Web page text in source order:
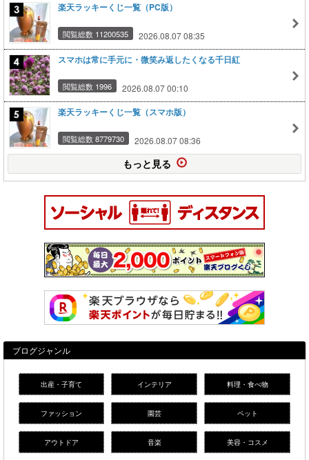
楽天ラッキーくじ一覧（PC版）
閲覧総数 11200535 2026.08.07 08:35
スマホは常に手元に・微笑み返したくなる千日紅
閲覧総数 1996 2026.08.07 00:10
楽天ラッキーくじ一覧（スマホ版）
閲覧総数 8779730 2026.08.07 08:36
もっと見る
ブログジャンル
出産・子育て インテリア 料理・食べ物
ファッション 園芸 ペット
アウトドア 音楽 美容・コスメ